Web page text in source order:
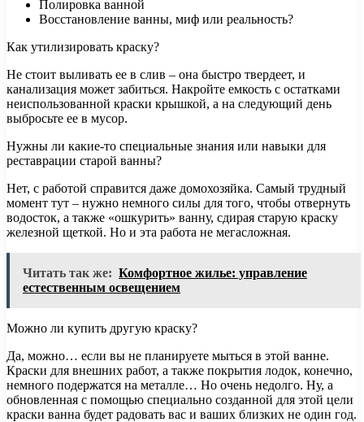
Полировка ванной
Восстановление ванны, миф или реальность?
Как утилизировать краску?
Не стоит выливать ее в слив – она быстро твердеет, и
канализация может забиться. Накройте емкость с остатками
неиспользованной краски крышкой, а на следующий день
выбросьте ее в мусор.
Нужны ли какие-то специальные знания или навыки для
реставрации старой ванны?
Нет, с работой справится даже домохозяйка. Самый трудный
момент тут – нужно немного силы для того, чтобы отвернуть
водосток, а также «ошкурить» ванну, сдирая старую краску
железной щеткой. Но и эта работа не мегасложная.
Читать так же: Комфортное жилье: управление
естественным освещением
Можно ли купить другую краску?
Да, можно… если вы не планируете мыться в этой ванне.
Краски для внешних работ, а также покрытия лодок, конечно,
немного подержатся на металле… Но очень недолго. Ну, а
обновленная с помощью специально созданной для этой цели
краски ванна будет радовать вас и ваших близких не один год.